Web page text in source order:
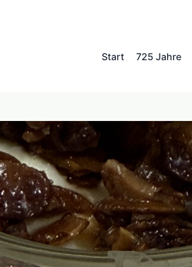
Start 725 Jahre